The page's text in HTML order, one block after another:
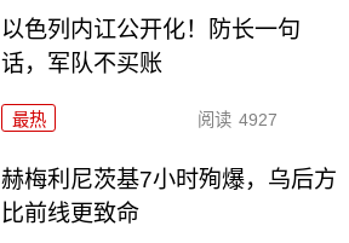
以色列内讧公开化！防长一句
话，军队不买账
最热 阅读 4927
赫梅利尼茨基7小时殉爆，乌后方
比前线更致命